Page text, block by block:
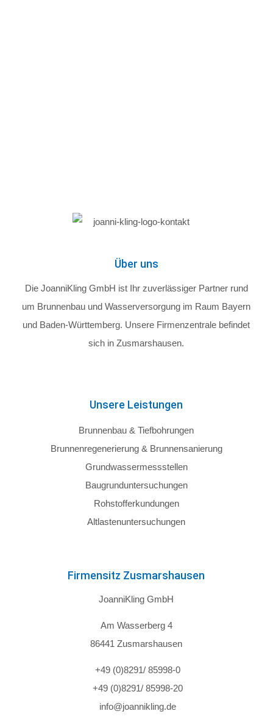
Über uns
Die JoanniKling GmbH ist Ihr zuverlässiger Partner rund
um Brunnenbau und Wasserversorgung im Raum Bayern
und Baden-Württemberg. Unsere Firmenzentrale befindet
sich in Zusmarshausen.
Unsere Leistungen
Brunnenbau & Tiefbohrungen
Brunnenregenerierung & Brunnensanierung
Grundwassermessstellen
Baugrunduntersuchungen
Rohstofferkundungen
Altlastenuntersuchungen
Firmensitz Zusmarshausen
JoanniKling GmbH
Am Wasserberg 4
86441 Zusmarshausen
+49 (0)8291/ 85998-0
+49 (0)8291/ 85998-20
info@joannikling.de